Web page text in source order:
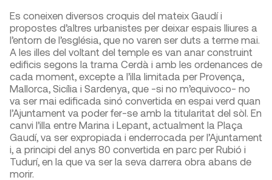
Es coneixen diversos croquis del mateix Gaudí i
propostes d’altres urbanistes per deixar espais lliures a
l’entorn de l’església, que no varen ser duts a terme mai.
A les illes del voltant del temple es van anar construint
edificis segons la trama Cerdà i amb les ordenances de
cada moment, excepte a l’illa limitada per Provença,
Mallorca, Sicília i Sardenya, que -si no m’equivoco- no
va ser mai edificada sinó convertida en espai verd quan
l’Ajuntament va poder fer-se amb la titularitat del sòl. En
canvi l’illa entre Marina i Lepant, actualment la Plaça
Gaudí, va ser expropiada i enderrocada per l’Ajuntament
i, a principi del anys 80 convertida en parc per Rubió i
Tudurí, en la que va ser la seva darrera obra abans de
morir.